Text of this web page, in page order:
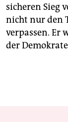
sicheren Sieg
nicht nur den
verpassen. Er
der